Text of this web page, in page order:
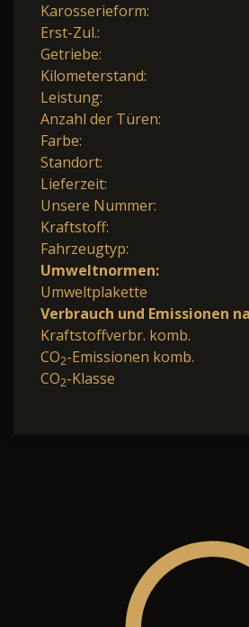
Karosserieform:
Erst-Zul.:
Getriebe:
Kilometerstand:
Leistung:
Anzahl der Türen:
Farbe:
Standort:
Lieferzeit:
Unsere Nummer:
Kraftstoff:
Fahrzeugtyp:
Umweltnormen:
Umweltplakette
Verbrauch und Emissionen
Kraftstoffverbr. komb.
CO2-Emissionen komb.
CO2-Klasse